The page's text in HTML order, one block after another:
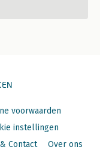
voorwaarden
instellingen
Contact Over ons